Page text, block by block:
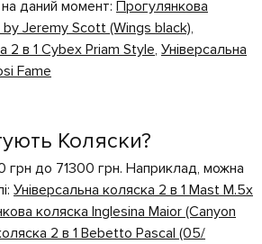
даний момент: Прогулянкова
Jeremy Scott (Wings black),
2 в 1 Cybex Priam Style, Універсальна
Fame
Коляски?
грн до 71300 грн. Наприклад, можна
Універсальна коляска 2 в 1 Mast M.5x
коляска Inglesina Maior (Canyon
2 в 1 Bebetto Pascal (05/